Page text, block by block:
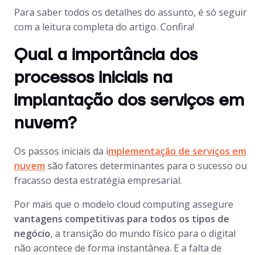
Para saber todos os detalhes do assunto, é só seguir
com a leitura completa do artigo. Confira!
Qual a importância dos
processos iniciais na
implantação dos serviços em
nuvem?
Os passos iniciais da implementação de serviços em
nuvem são fatores determinantes para o sucesso ou
fracasso desta estratégia empresarial.
Por mais que o modelo cloud computing assegure
vantagens competitivas para todos os tipos de
negócio, a transição do mundo físico para o digital
não acontece de forma instantânea. E a falta de